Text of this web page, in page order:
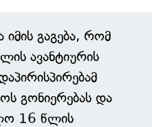
გაგება, რომ
ავანტიურის
გონიერებას და
16 წლის